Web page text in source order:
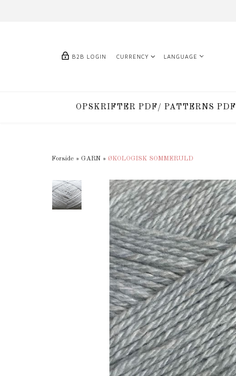
B2B LOGIN CURRENCY LANGUAGE
OPSKRIFTER PDF/ PATTERNS PDF
Forside » GARN » ØKOLOGISK SOMMERULD